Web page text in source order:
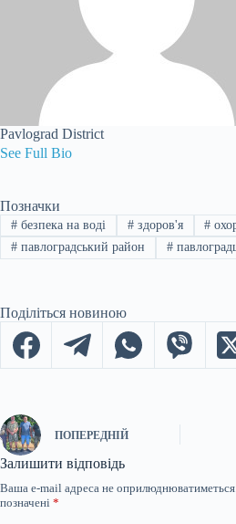
Pavlograd District
See Full Bio
Позначки
#безпека на воді #здоров'я #
#павлоградський район #
Поділіться новиною
ПОПЕРЕДНІЙ
Залишити відповідь
Ваша e-mail адреса не оприлюднюватиметься.
позначені *